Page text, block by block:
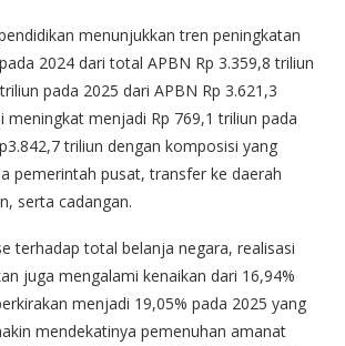
menunjukkan tren peningkatan
2024 dari total APBN Rp 3.359,8 triliun
pada 2025 dari APBN Rp 3.621,3
meningkat menjadi Rp 769,1 triliun pada
triliun dengan komposisi yang
pemerintah pusat, transfer ke daerah
serta cadangan.
terhadap total belanja negara, realisasi
juga mengalami kenaikan dari 16,94%
menjadi 19,05% pada 2025 yang
mendekatinya pemenuhan amanat